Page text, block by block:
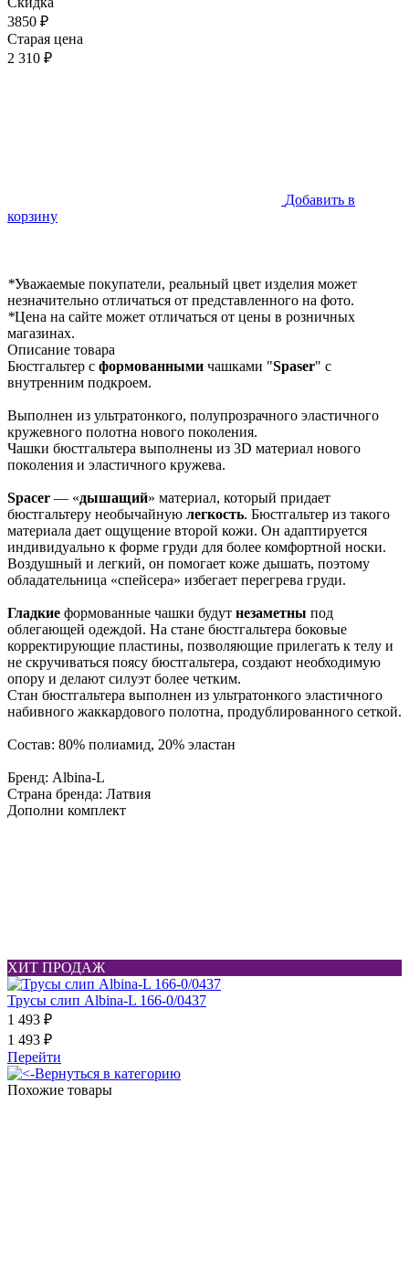
3850 ₽
Старая цена
2 310 ₽
Добавить в
корзину
*Уважаемые покупатели, реальный цвет изделия может
незначительно отличаться от представленного на фото.
*Цена на сайте может отличаться от цены в розничных
магазинах.
Описание товара
Бюстгальтер с формованными чашками "Spaser" с
внутренним подкроем.
Выполнен из ультратонкого, полупрозрачного эластичного
кружевного полотна нового поколения.
Чашки бюстгальтера выполнены из 3D материал нового
поколения и эластичного кружева.
Spacer — «дышащий» материал, который придает
бюстгальтеру необычайную легкость. Бюстгальтер из такого
материала дает ощущение второй кожи. Он адаптируется
индивидуально к форме груди для более комфортной носки.
Воздушный и легкий, он помогает коже дышать, поэтому
обладательница «спейсера» избегает перегрева груди.
Гладкие формованные чашки будут незаметны под
облегающей одеждой. На стане бюстгальтера боковые
корректирующие пластины, позволяющие прилегать к телу и
не скручиваться поясу бюстгальтера, создают необходимую
опору и делают силуэт более четким.
Стан бюстгальтера выполнен из ультратонкого эластичного
набивного жаккардового полотна, продублированного сеткой.
Состав: 80% полиамид, 20% эластан
Бренд: Albina-L
Страна бренда: Латвия
Дополни комплект
ХИТ ПРОДАЖ
Трусы слип Albina-L 166-0/0437
1 493 ₽
1 493 ₽
Перейти
Вернуться в категорию
Похожие товары